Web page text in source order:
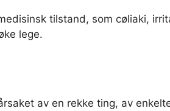
tilstand, som cøliaki,
lege.
av en rekke ting, av